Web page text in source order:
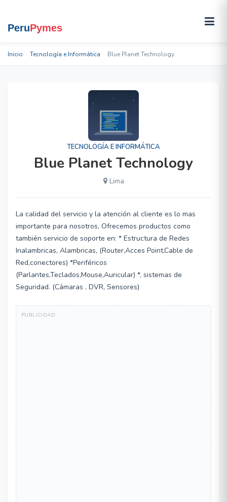
Inicio Tecnología e Informática Blue Planet Technology
TECNOLOGÍA E INFORMÁTICA
Blue Planet Technology
Lima
La calidad del servicio y la atención al cliente es lo mas
importante para nosotros, Ofrecemos productos como
también servicio de soporte en: * Estructura de Redes
Inalambricas, Alambricas, (Router,Acces Point,Cable de
Red,conectores) *Periféricos
(Parlantes,Teclados,Mouse,Auricular) *, sistemas de
Seguridad. (Cámaras , DVR, Sensores)